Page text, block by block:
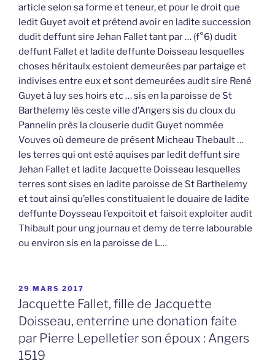
article selon sa forme et teneur, et pour le droit que
ledit Guyet avoit et prétend avoir en ladite succession
dudit deffunt sire Jehan Fallet tant par … (f°6) dudit
deffunt Fallet et ladite deffunte Doisseau lesquelles
choses héritaulx estoient demeurées par partaige et
indivises entre eux et sont demeurées audit sire René
Guyet à luy ses hoirs etc … sis en la paroisse de St
Barthelemy lès ceste ville d’Angers sis du cloux du
Pannelin près la clouserie dudit Guyet nommée
Vouves où demeure de présent Micheau Thebault …
les terres qui ont esté aquises par ledit deffunt sire
Jehan Fallet et ladite Jacquette Doisseau lesquelles
terres sont sises en ladite paroisse de St Barthelemy
et tout ainsi qu’elles constituaient le douaire de ladite
deffunte Doysseau l’expoitoit et faisoit exploiter audit
Thibault pour ung journau et demy de terre labourable
ou environ sis en la paroisse de L…
PUBLIÉ
LE
29 MARS 2017
Jacquette Fallet, fille de Jacquette
Doisseau, enterrine une donation faite
par Pierre Lepelletier son époux : Angers
1519